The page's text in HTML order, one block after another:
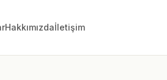
Hakkımızdaİletişim